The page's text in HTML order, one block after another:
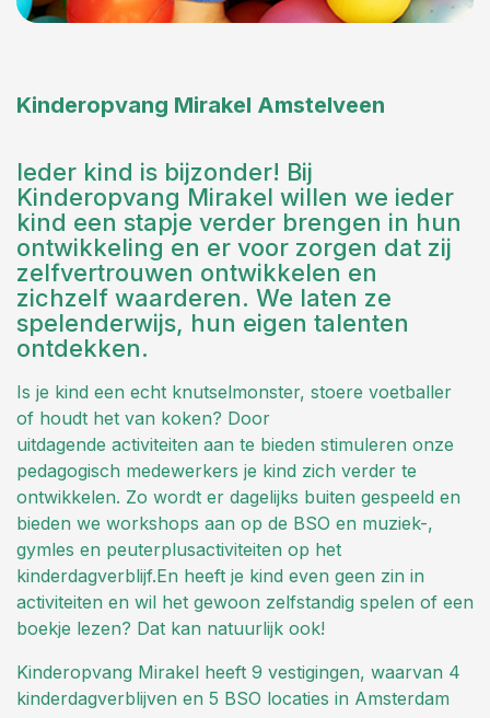
Kinderopvang Mirakel Amstelveen
Ieder kind is bijzonder! Bij
Kinderopvang Mirakel willen we ieder
kind een stapje verder brengen in hun
ontwikkeling en er voor zorgen dat zij
zelfvertrouwen ontwikkelen en
zichzelf waarderen. We laten ze
spelenderwijs, hun eigen talenten
ontdekken.
Is je kind een echt knutselmonster, stoere voetballer
of houdt het van koken? Door
uitdagende activiteiten aan te bieden stimuleren onze
pedagogisch medewerkers je kind zich verder te
ontwikkelen. Zo wordt er dagelijks buiten gespeeld en
bieden we workshops aan op de BSO en muziek-,
gymles en peuterplusactiviteiten op het
kinderdagverblijf.En heeft je kind even geen zin in
activiteiten en wil het gewoon zelfstandig spelen of een
boekje lezen? Dat kan natuurlijk ook!
Kinderopvang Mirakel heeft 9 vestigingen, waarvan 4
kinderdagverblijven en 5 BSO locaties in Amsterdam